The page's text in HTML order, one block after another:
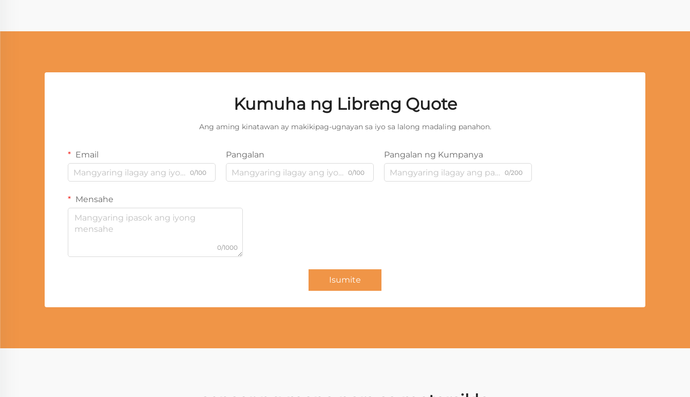
Kumuha ng Libreng Quote
Ang aming kinatawan ay makikipag-ugnayan sa iyo sa lalong madaling panahon.
Email
0/100
Pangalan
0/100
Pangalan ng Kumpanya
0/200
Mensahe
0/1000
Isumite